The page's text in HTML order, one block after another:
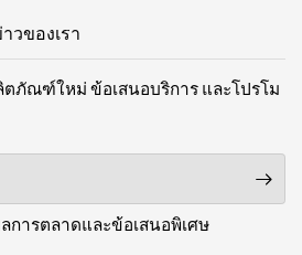
ประกอบและสาย
สำหรับการพิมพ์ระดับ
สุดๆ ตัวอักษรเดี่ยว ตัวเลข
วของเรา
ภัณฑ์ใหม่ ข้อเสนอบริการ และโปรโม
การตลาดและข้อเสนอพิเศษ